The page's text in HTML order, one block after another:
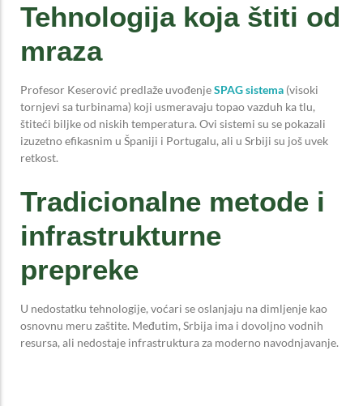
Tehnologija koja štiti od
mraza
Profesor Keserović predlaže uvođenjeSPAG sistema (visoki
tornjevi sa turbinama) koji usmeravaju topao vazduh ka tlu,
štiteći biljke od niskih temperatura. Ovi sistemi su se pokazali
izuzetno efikasnim u Španiji i Portugalu, ali u Srbiji su još uvek
retkost.
Tradicionalne metode i
infrastrukturne
prepreke
U nedostatku tehnologije, voćari se oslanjaju na dimljenje kao
osnovnu meru zaštite. Međutim, Srbija ima i dovoljno vodnih
resursa, ali nedostaje infrastruktura za moderno navodnjavanje.